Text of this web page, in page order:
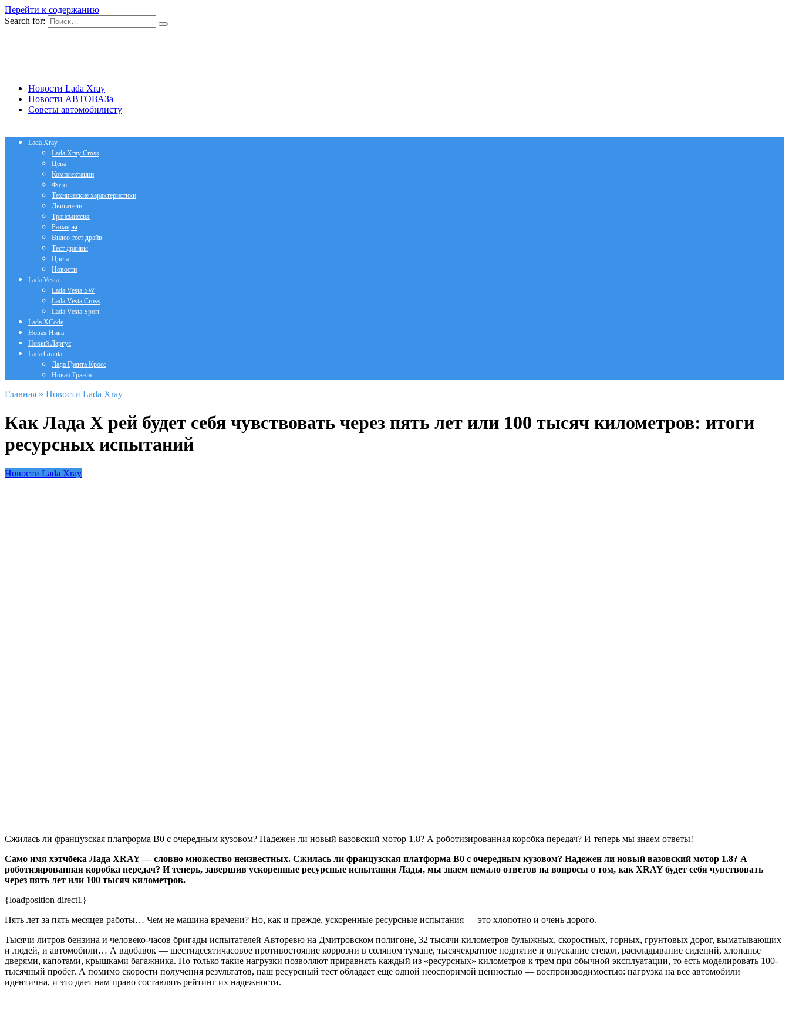
Перейти к содержанию
Search for:
Новости Lada Xray
Новости АВТОВАЗа
Советы автомобилисту
Lada Xray
Lada Xray Cross
Цена
Комплектации
Фото
Технические характеристики
Двигатели
Трансмиссия
Размеры
Видео тест драйв
Тест драйвы
Цвета
Новости
Lada Vesta
Lada Vesta SW
Lada Vesta Cross
Lada Vesta Sport
Lada XCode
Новая Нива
Новый Ларгус
Lada Granta
Лада Гранта Кросс
Новая Гранта
Главная » Новости Lada Xray
Как Лада Х рей будет себя чувствовать через пять лет или 100 тысяч километров: итоги
ресурсных испытаний
Новости Lada Xray
Сжилась ли французская платформа В0 с очередным кузовом? Надежен ли новый вазовский мотор 1.8? А роботизированная коробка передач? И теперь мы знаем ответы!
Само имя хэтчбека Лада XRAY — словно множество неизвестных. Сжилась ли французская платформа В0 с очередным кузовом? Надежен ли новый вазовский мотор 1.8? А
роботизированная коробка передач? И теперь, завершив ускоренные ресурсные испытания Лады, мы знаем немало ответов на вопросы о том, как XRAY будет себя чувствовать
через пять лет или 100 тысяч километров.
{loadposition direct1}
Пять лет за пять месяцев работы… Чем не машина времени? Но, как и прежде, ускоренные ресурсные испытания — это хлопотно и очень дорого.
Тысячи литров бензина и человеко-часов бригады испытателей Авторевю на Дмитровском полигоне, 32 тысячи километров булыжных, скоростных, горных, грунтовых дорог, выматывающих
и людей, и автомобили… А вдобавок — шестидесятичасовое противостояние коррозии в соляном тумане, тысячекратное поднятие и опускание стекол, раскладывание сидений, хлопанье
дверями, капотами, крышками багажника. Но только такие нагрузки позволяют приравнять каждый из «ресурсных» километров к трем при обычной эксплуатации, то есть моделировать 100-
тысячный пробег. А помимо скорости получения результатов, наш ресурсный тест обладает еще одной неоспоримой ценностью — воспроизводимостью: нагрузка на все автомобили
идентична, и это дает нам право составлять рейтинг их надежности.